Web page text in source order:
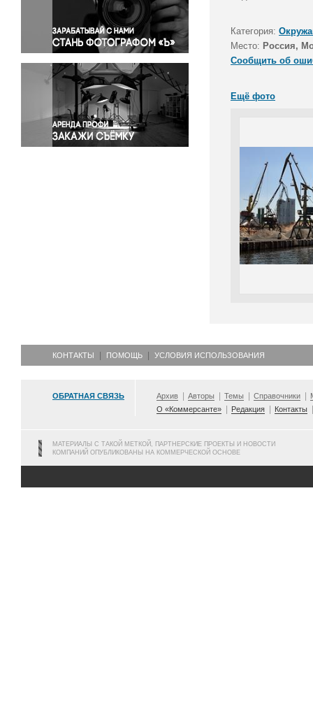
Правосудие
Происшествия и конфликты
Религия
Светская жизнь
Спорт
Экология
Экономика и бизнес
Категория:
Место: Россия,
Сообщить об
Ещё фото
КОНТАКТЫ ПОМОЩЬ УСЛОВИЯ ИСПОЛЬЗОВАНИЯ
ОБРАТНАЯ СВЯЗЬ Архив Авторы Темы Справочники
О «Коммерсанте»
Редакция Контакты
МАТЕРИАЛЫ С ТАКОЙ МЕТКОЙ, ПАРТНЕРСКИЕ ПРОЕКТЫ И НОВОСТИ
КОМПАНИЙ ОПУБЛИКОВАНЫ НА КОММЕРЧЕСКОЙ ОСНОВЕ